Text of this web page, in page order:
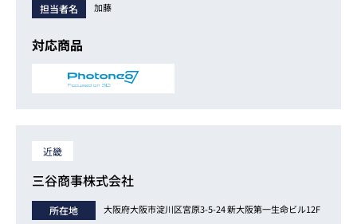
担当者名 加藤
対応商品
近畿
三谷商事株式会社
所在地 大阪府大阪市淀川区宮原3-5-24 新大阪第一生命ビル12F